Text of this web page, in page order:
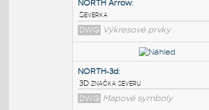
DWG Mapové symboly
North Arrow-41:
Značka severu
DWG Mapové symboly